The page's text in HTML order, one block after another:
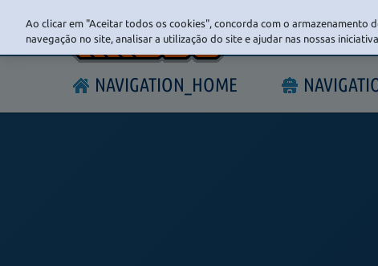
NAVIGATION_HOME
Ao clicar em "Aceitar todos os cookies", concorda com o armazenamento
navegação no site, analisar a utilização do site e ajudar nas nossas